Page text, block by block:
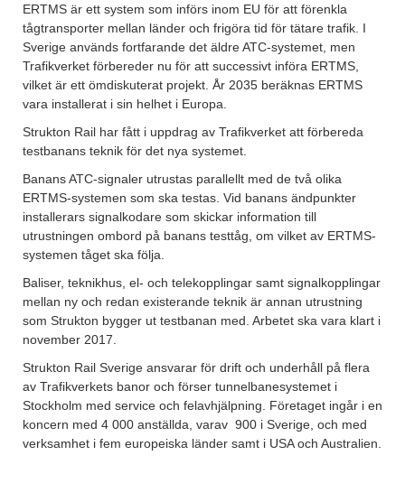
ERTMS är ett system som införs inom EU för att förenkla
tågtransporter mellan länder och frigöra tid för tätare trafik. I
Sverige används fortfarande det äldre ATC-systemet, men
Trafikverket förbereder nu för att successivt införa ERTMS,
vilket är ett ömdiskuterat projekt. År 2035 beräknas ERTMS
vara installerat i sin helhet i Europa.
Strukton Rail har fått i uppdrag av Trafikverket att förbereda
testbanans teknik för det nya systemet.
Banans ATC-signaler utrustas parallellt med de två olika
ERTMS-systemen som ska testas. Vid banans ändpunkter
installerars signalkodare som skickar information till
utrustningen ombord på banans testtåg, om vilket av ERTMS-
systemen tåget ska följa.
Baliser, teknikhus, el- och telekopplingar samt signalkopplingar
mellan ny och redan existerande teknik är annan utrustning
som Strukton bygger ut testbanan med. Arbetet ska vara klart i
november 2017.
Strukton Rail Sverige ansvarar för drift och underhåll på flera
av Trafikverkets banor och förser tunnelbanesystemet i
Stockholm med service och felavhjälpning. Företaget ingår i en
koncern med 4 000 anställda, varav 900 i Sverige, och med
verksamhet i fem europeiska länder samt i USA och Australien.